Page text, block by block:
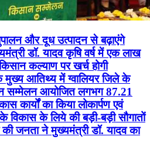
और दूध उत्पादन से बढ़ाएंगे
डॉ. यादव कृषि वर्ष में एक लाख
कल्याण पर खर्च होगी
मुख्य आतिथ्य में ग्वालियर जिले के
सम्मेलन आयोजित लगभग 87.21
कार्यों का किया लोकार्पण एवं
के लिये की बड़ी-बड़ी सौगातों
जनता ने मुख्यमंत्री डॉ. यादव का